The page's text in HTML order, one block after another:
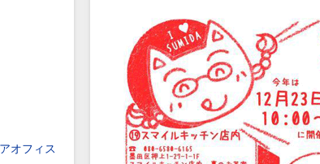
オフィス